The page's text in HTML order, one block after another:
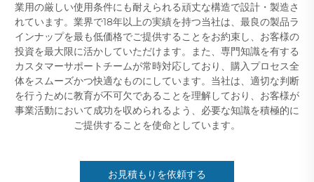
業用の厳しい使用条件にも耐えられる頑丈な構造で設計・製造さ
れています。業界で18年以上の実績を持つ当社は、最良の製品ラ
インナップを最も低価格でご提供することをお約束し、お客様の
投資を最大限に活かしていただけます。また、専門知識を有する
カスタマーサポートチームが常時対応しており、購入プロセス全
体をスムーズかつ快適なものにしています。当社は、適切な判断
を行うために教育が不可欠であることを理解しており、お客様が
事業活動において成功を収められるよう、必要な知識を積極的に
ご提供することを使命としています。
お見積もりを依頼する